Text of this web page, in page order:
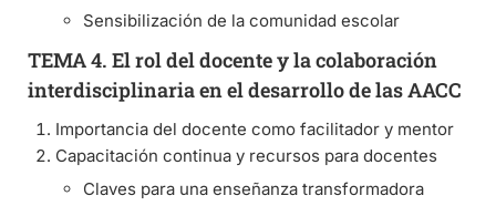
Sensibilización de la comunidad escolar
TEMA 4. El rol del docente y la colaboración
interdisciplinaria en el desarrollo de las AACC
Importancia del docente como facilitador y mentor
Capacitación continua y recursos para docentes
Claves para una enseñanza transformadora